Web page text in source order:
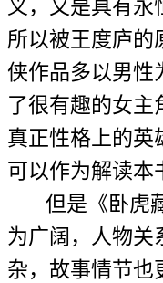
义，又是具有永
所以被王度庐的
侠作品多以男性
了很有趣的女
真正性格上的英
可以作为解读本
但是《卧虎藏
为广阔，人物关
杂，故事情节也